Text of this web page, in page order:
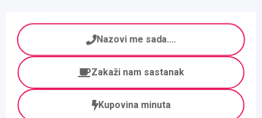
Nazovi me sada....
Zakaži nam sastanak
Kupovina minuta